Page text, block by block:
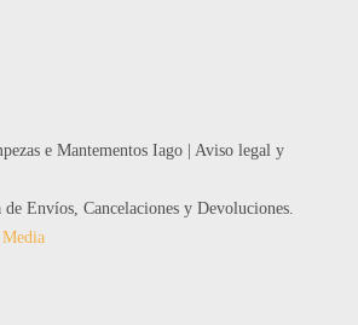
e Mantementos Iago |Aviso legal y
Envíos, Cancelaciones y Devoluciones.